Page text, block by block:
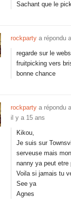
Sachant que le
rockparty a répondu
regarde sur le
fruitpicking vers
bonne chance
rockparty a répondu
il y a 15 ans
Kikou,
Je suis sur
serveuse mais
nanny ya peut etre
Voila si jamais tu
See ya
Agnes